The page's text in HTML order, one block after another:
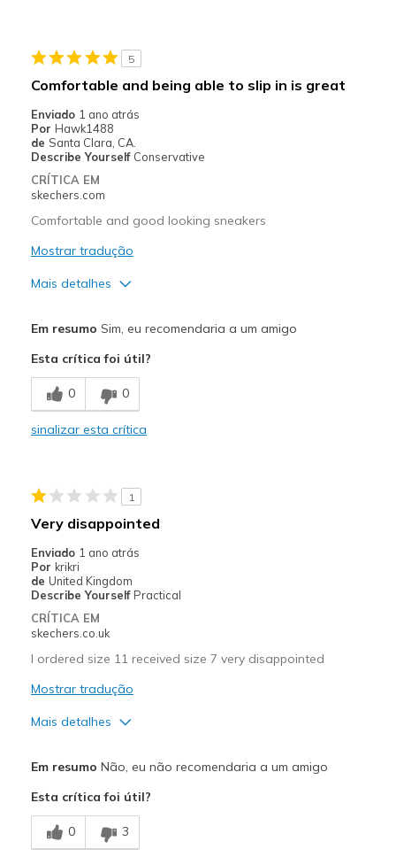
Going Out
Width
Sizing
Feels true to size
View On Shoes
5
Comfortable and being able to slip in is great
Enviado 1 ano atrás
Por Hawk1488
de Santa Clara, CA.
Describe Yourself Conservative
CRÍTICA EM
skechers.com
Comfortable and good looking sneakers
Mostrar tradução
Mais detalhes
Melhores utilizações
Casual Wear
View On Shoes
I'm Into Shoes
Em resumo Sim, eu recomendaria a um amigo
Esta crítica foi útil?
0 0
sinalizar esta crítica
1
Very disappointed
Enviado 1 ano atrás
Por krikri
de United Kingdom
Describe Yourself Practical
CRÍTICA EM
skechers.co.uk
I ordered size 11 received size 7 very disappointed
Mostrar tradução
Mais detalhes
Width
Sizing
Em resumo Não, eu não recomendaria a um amigo
Esta crítica foi útil?
0 3